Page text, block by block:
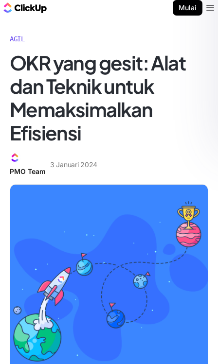
Mulai
AGIL
OKR yang gesit: Alat
dan Teknik untuk
Memaksimalkan
Efisiensi
PMO Team
3 Januari 2024